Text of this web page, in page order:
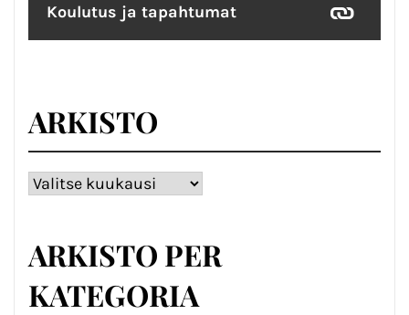
Koulutus ja tapahtumat
ARKISTO
Arkisto
ARKISTO PER
KATEGORIA